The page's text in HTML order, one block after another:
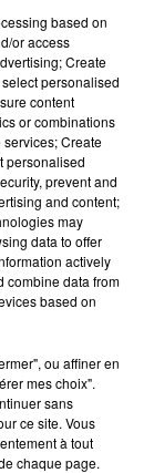
cookies
based on
or access
Create
personalised
content
or combinations
Create
personalised
prevent and
and content;
may
data to offer
actively
combine data from
based on
ou affiner en
mes choix".
sans
ce site. Vous
à tout
chaque page.